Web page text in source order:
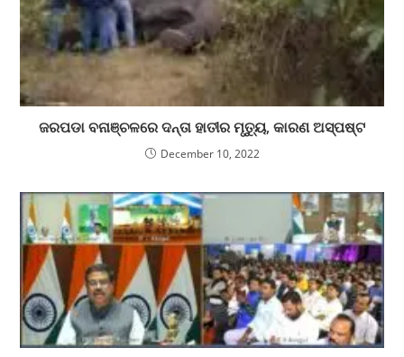
ଜରପଡା ବନାଞ୍ଚଳରେ ଦନ୍ତା ହାତୀର ମୃତ୍ୟୁ, କାରଣ ଅସ୍ପଷ୍ଟ
December 10, 2022